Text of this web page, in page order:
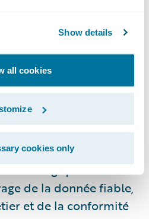
Show details
all cookies
cookies only
envisagent des
Or l’Agentic
remplacer le système
dépend.
plus le socle
stratégique. Le cœur
de la donnée fiable,
et de la conformité